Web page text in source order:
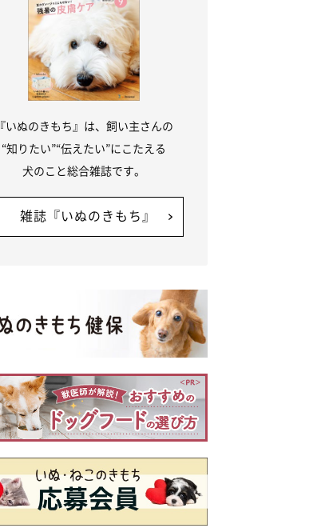
『いぬのきもち』は、飼い主さんの
“知りたい”“伝えたい”にこたえる
犬のこと総合雑誌です。
雑誌『いぬのきもち』